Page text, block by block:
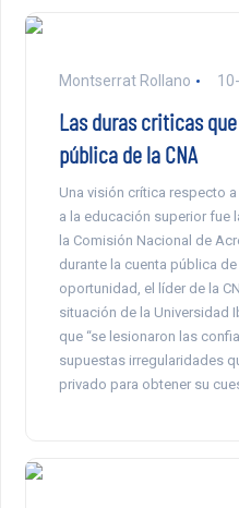
Montserrat Rollano
Las duras criticas
pública de la CNA
Una visión crítica respecto
a la educación superior fue
la Comisión Nacional de
durante la cuenta pública
oportunidad, el líder de la
situación de la Universidad
que “se lesionaron las
supuestas irregularidades
privado para obtener su